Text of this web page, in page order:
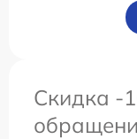
Скидка -